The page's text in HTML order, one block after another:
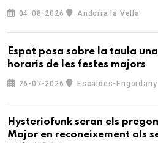
04-08-2026 Andorra la Vella
Espot posa sobre la taula
horaris de les festes majors
26-07-2026 Escaldes-Engordany
Hysteriofunk seran els
Major en reconeixement als